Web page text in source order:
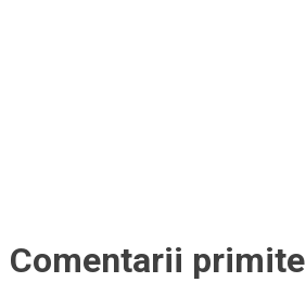
Comentarii primite